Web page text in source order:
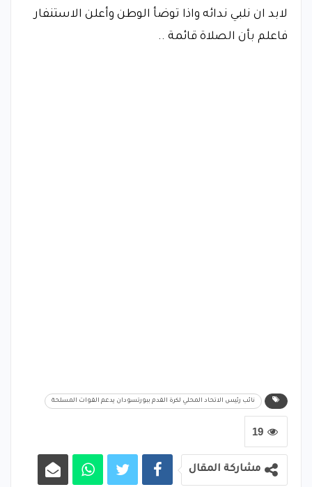
لابد ان نلبي ندائه واذا توضأ الوطن وأعلن الاستنفار
فاعلم بأن الصلاة قائمة ..
نائب رئيس الاتحاد المحلي لكرة القدم ببورتسودان يدعم القوات المسلحة
19
مشاركة المقال